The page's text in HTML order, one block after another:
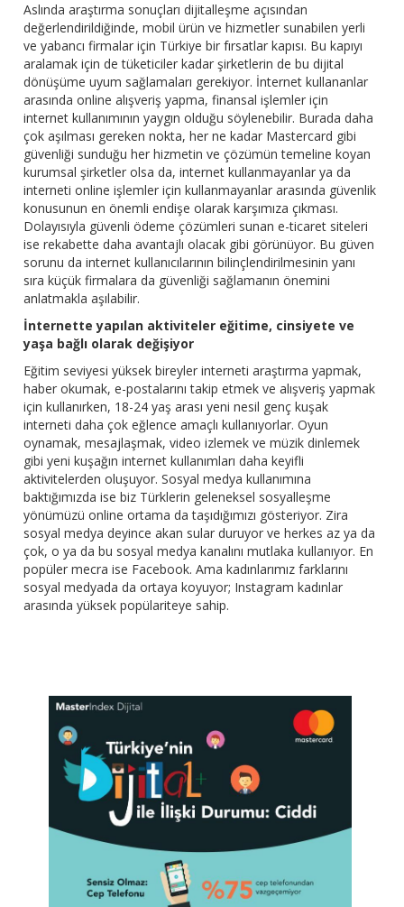
Aslında araştırma sonuçları dijitalleşme açısından
değerlendirildiğinde, mobil ürün ve hizmetler sunabilen yerli
ve yabancı firmalar için Türkiye bir fırsatlar kapısı. Bu kapıyı
aralamak için de tüketiciler kadar şirketlerin de bu dijital
dönüşüme uyum sağlamaları gerekiyor. İnternet kullananlar
arasında online alışveriş yapma, finansal işlemler için
internet kullanımının yaygın olduğu söylenebilir. Burada daha
çok aşılması gereken nokta, her ne kadar Mastercard gibi
güvenliği sunduğu her hizmetin ve çözümün temeline koyan
kurumsal şirketler olsa da, internet kullanmayanlar ya da
interneti online işlemler için kullanmayanlar arasında güvenlik
konusunun en önemli endişe olarak karşımıza çıkması.
Dolayısıyla güvenli ödeme çözümleri sunan e-ticaret siteleri
ise rekabette daha avantajlı olacak gibi görünüyor. Bu güven
sorunu da internet kullanıcılarının bilinçlendirilmesinin yanı
sıra küçük firmalara da güvenliği sağlamanın önemini
anlatmakla aşılabilir.
İnternette yapılan aktiviteler eğitime, cinsiyete ve
yaşa bağlı olarak değişiyor
Eğitim seviyesi yüksek bireyler interneti araştırma yapmak,
haber okumak, e-postalarını takip etmek ve alışveriş yapmak
için kullanırken, 18-24 yaş arası yeni nesil genç kuşak
interneti daha çok eğlence amaçlı kullanıyorlar. Oyun
oynamak, mesajlaşmak, video izlemek ve müzik dinlemek
gibi yeni kuşağın internet kullanımları daha keyifli
aktivitelerden oluşuyor. Sosyal medya kullanımına
baktığımızda ise biz Türklerin geleneksel sosyalleşme
yönümüzü online ortama da taşıdığımızı gösteriyor. Zira
sosyal medya deyince akan sular duruyor ve herkes az ya da
çok, o ya da bu sosyal medya kanalını mutlaka kullanıyor. En
popüler mecra ise Facebook. Ama kadınlarımız farklarını
sosyal medyada da ortaya koyuyor; Instagram kadınlar
arasında yüksek popülariteye sahip.